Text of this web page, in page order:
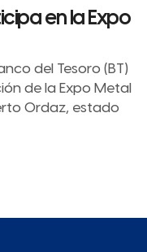
en la Expo
del Tesoro (BT)
de la Expo Metal
Ordaz, estado